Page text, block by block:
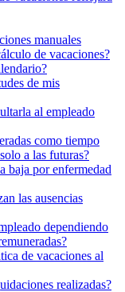
manuales
de vacaciones?
de mis
al empleado
como tiempo
a las futuras?
baja por enfermedad
las ausencias
dependiendo
de vacaciones al
realizadas?